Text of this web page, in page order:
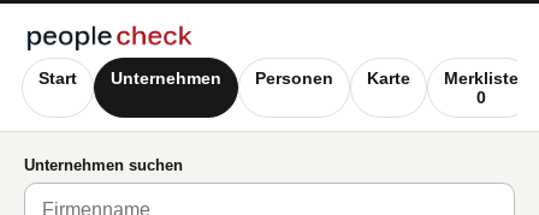
Start Unternehmen Personen Karte
Merkliste
0
Unternehmen suchen